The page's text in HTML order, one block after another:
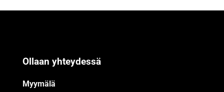
Ollaan yhteydessä
Myymälä